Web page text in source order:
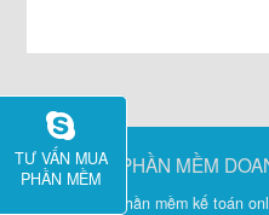
SP PHẦN MỀM
Phần mềm kế toán
TƯ VẤN MUA
PHẦN MỀM